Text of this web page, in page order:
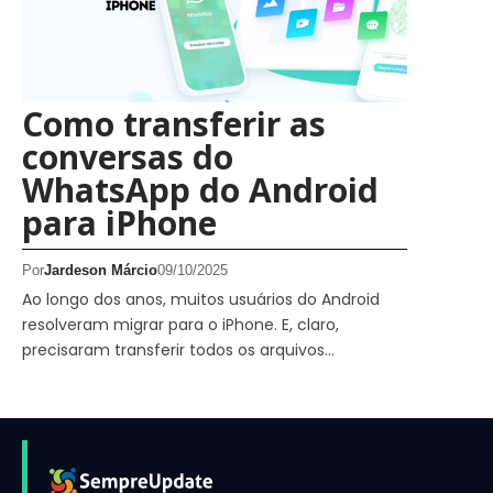
Como transferir as
conversas do
WhatsApp do Android
para iPhone
PorJardeson Márcio09/10/2025
Ao longo dos anos, muitos usuários do Android
resolveram migrar para o iPhone. E, claro,
precisaram transferir todos os arquivos…